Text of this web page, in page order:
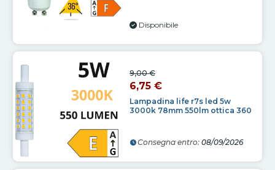
Disponibile
Lampadina life r7s led 5w
3000k 78mm 550lm ottica 360
9,00 €
6,75 €
Consegna entro: 08/09/2026